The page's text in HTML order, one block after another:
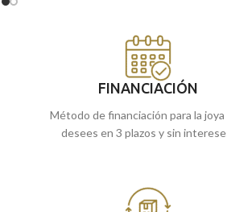
joya, fabricada por Torres joyeros para que
esté siempre contigo.
en nuestras tiendas de
a casa.
FINANCIACIÓN
Método de financiación para la joya
desees en 3 plazos y sin